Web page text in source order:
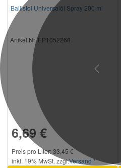
Ballistol Universalöl Spray 200 ml
Artikel Nr. EP1052268
6,69 €
Preis pro Liter: 33,45 €
inkl. 19% MwSt. zzgl.Versand *
Previous